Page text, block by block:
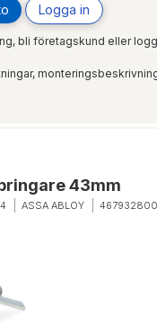
Logga in
bli företagskund eller
43mm
ASSA ABLOY